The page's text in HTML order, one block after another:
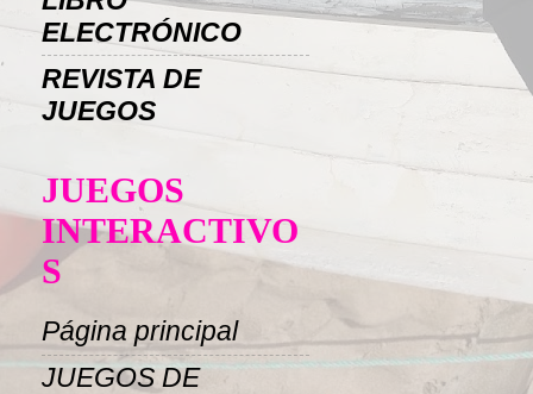
ELECTRÓNICO
REVISTA DE
JUEGOS
JUEGOS
INTERACTIVO
S
Página principal
JUEGOS DE